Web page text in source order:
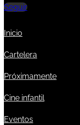
Seguir
Inicio
Cartelera
Próximamente
Cine infantil
Eventos